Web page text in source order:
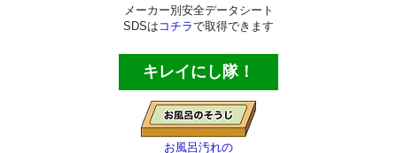
エアコン洗浄用品
ゴミバサミ・灯油ポンプ等
メーカー別安全データシート
SDSは コチラで取得できます
キレイにし隊！
お風呂汚れの